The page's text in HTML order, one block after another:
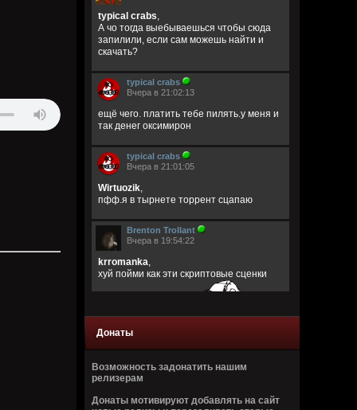
typical crabs,
А чо тогда выебываешься чтобы сюда
запилили, если сам можешь найти и
скачать?
typical crabs
Вчера в 21:02:13
ещё чего. платить тебе пилять.у меня и
так денег оксимирон
typical crabs
Вчера в 21:01:05
Wirtuozik,
пфф.я в тырнете торрент сцапаю
Brenton Trollant
Вчера в 19:54:22
krromanka,
хуй пойми как эти скриптовые сценки
krromanka
Донаты
Возможность задонатить нашим
релизерам
Донаты мотивируют добавлять на сайт